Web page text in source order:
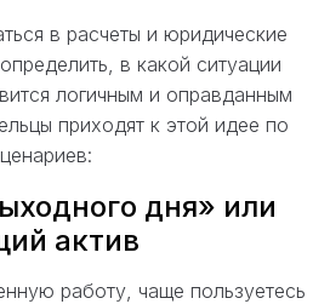
в расчеты и юридические
в какой ситуации
логичным и оправданным
приходят к этой идее по
дня» или
актив
работу, чаще пользуетесь